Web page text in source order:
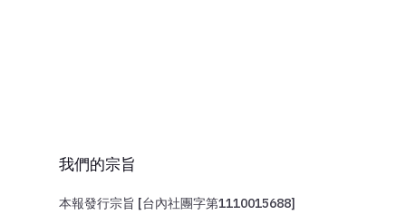
我們的宗旨
本報發行宗旨 [台內社團字第1110015688]